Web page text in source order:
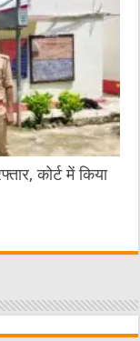
कोर्ट में किया